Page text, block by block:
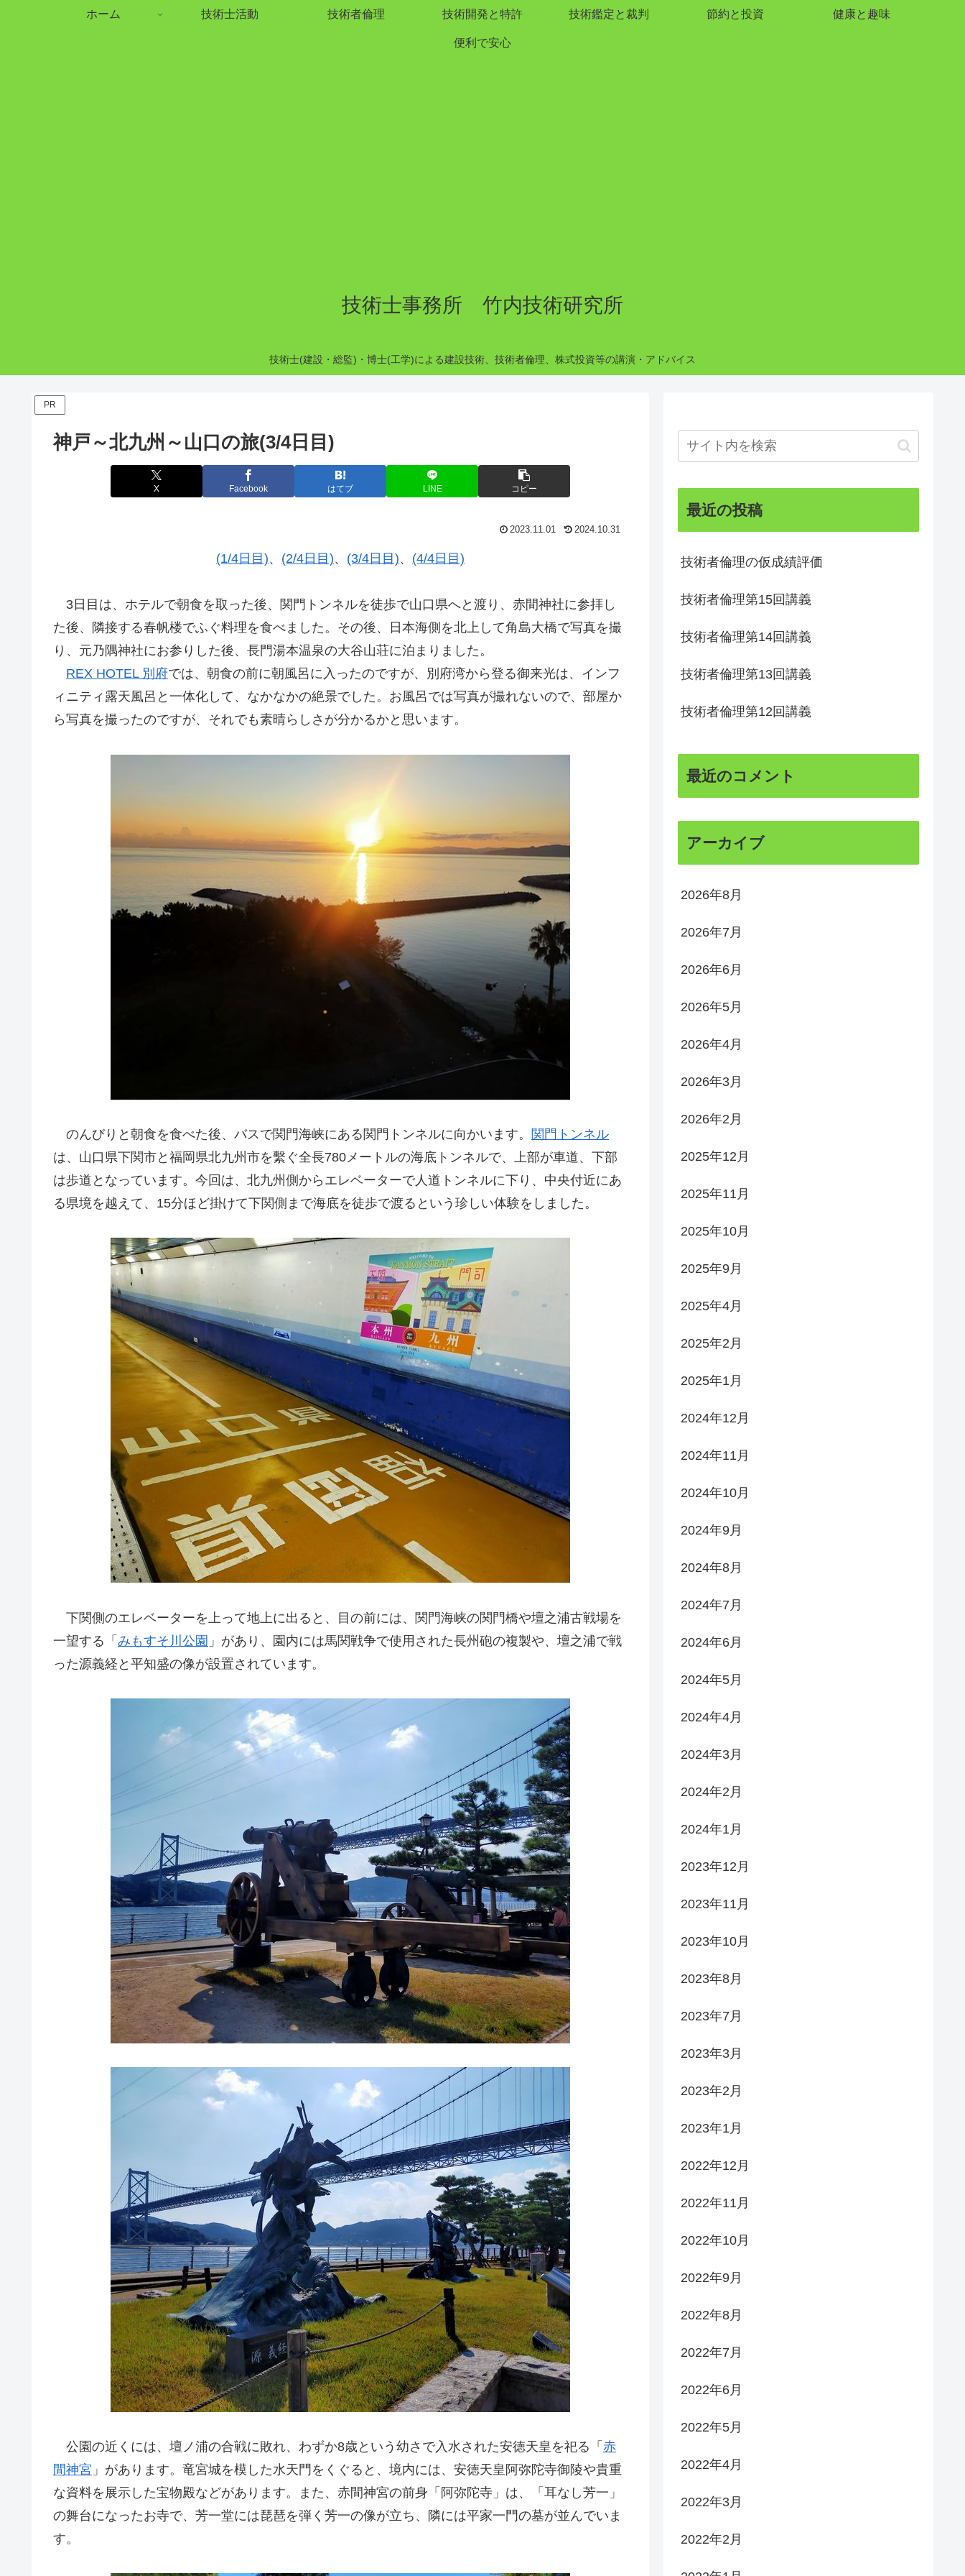
技術士事務所 竹内技術研究所
技術士(建設・総監)・博士(工学)による建設技術、技術者倫理、株式投資等の講演・アドバイス
ホーム 技術士活動 技術者倫理 技術開発と特許 技術鑑定と裁判 節約と投資 健康と趣味
便利で安心
PR
神戸～北九州～山口の旅(3/4日目)
X Facebook はてブ LINE コピー
2023.11.01 2024.10.31
(1/4日目)、 (2/4日目)、 (3/4日目)、 (4/4日目)
3日目は、ホテルで朝食を取った後、関門トンネルを徒歩で山口県へと渡り、赤間神社に参拝し
た後、隣接する春帆楼でふぐ料理を食べました。その後、日本海側を北上して角島大橋で写真を撮
り、元乃隅神社にお参りした後、長門湯本温泉の大谷山荘に泊まりました。
REX HOTEL 別府では、朝食の前に朝風呂に入ったのですが、別府湾から登る御来光は、インフ
ィニティ露天風呂と一体化して、なかなかの絶景でした。お風呂では写真が撮れないので、部屋か
ら写真を撮ったのですが、それでも素晴らしさが分かるかと思います。
のんびりと朝食を食べた後、バスで関門海峡にある関門トンネルに向かいます。 関門トンネル
は、山口県下関市と福岡県北九州市を繫ぐ全長780メートルの海底トンネルで、上部が車道、下部
は歩道となっています。今回は、北九州側からエレベーターで人道トンネルに下り、中央付近にあ
る県境を越えて、15分ほど掛けて下関側まで海底を徒歩で渡るという珍しい体験をしました。
下関側のエレベーターを上って地上に出ると、目の前には、関門海峡の関門橋や壇之浦古戦場を
一望する「 みもすそ川公園 」があり、園内には馬関戦争で使用された長州砲の複製や、壇之浦で戦
った源義経と平知盛の像が設置されています。
公園の近くには、壇ノ浦の合戦に敗れ、わずか8歳という幼さで入水された安徳天皇を祀る「 赤
間神宮 」があります。竜宮城を模した水天門をくぐると、境内には、安徳天皇阿弥陀寺御陵や貴重
な資料を展示した宝物殿などがあります。また、赤間神宮の前身「阿弥陀寺」は、「耳なし芳一」
の舞台になったお寺で、芳一堂には琵琶を弾く芳一の像が立ち、隣には平家一門の墓が並んでいま
す。
最近の投稿
技術者倫理の仮成績評価
技術者倫理第15回講義
技術者倫理第14回講義
技術者倫理第13回講義
技術者倫理第12回講義
最近のコメント
アーカイブ
2026年8月
2026年7月
2026年6月
2026年5月
2026年4月
2026年3月
2026年2月
2025年12月
2025年11月
2025年10月
2025年9月
2025年4月
2025年2月
2025年1月
2024年12月
2024年11月
2024年10月
2024年9月
2024年8月
2024年7月
2024年6月
2024年5月
2024年4月
2024年3月
2024年2月
2024年1月
2023年12月
2023年11月
2023年10月
2023年8月
2023年7月
2023年3月
2023年2月
2023年1月
2022年12月
2022年11月
2022年10月
2022年9月
2022年8月
2022年7月
2022年6月
2022年5月
2022年4月
2022年3月
2022年2月